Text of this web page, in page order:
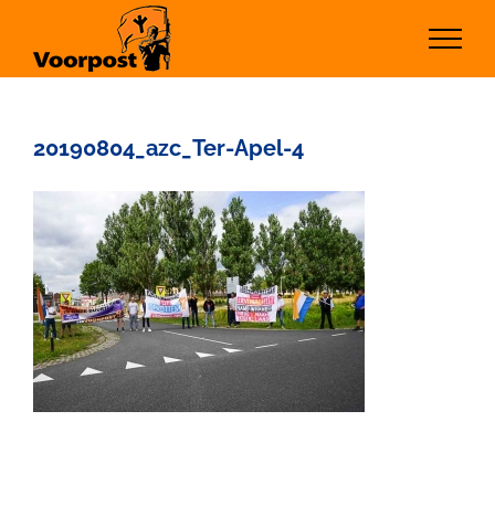
inhoud
20190804_azc_Ter-Apel-4